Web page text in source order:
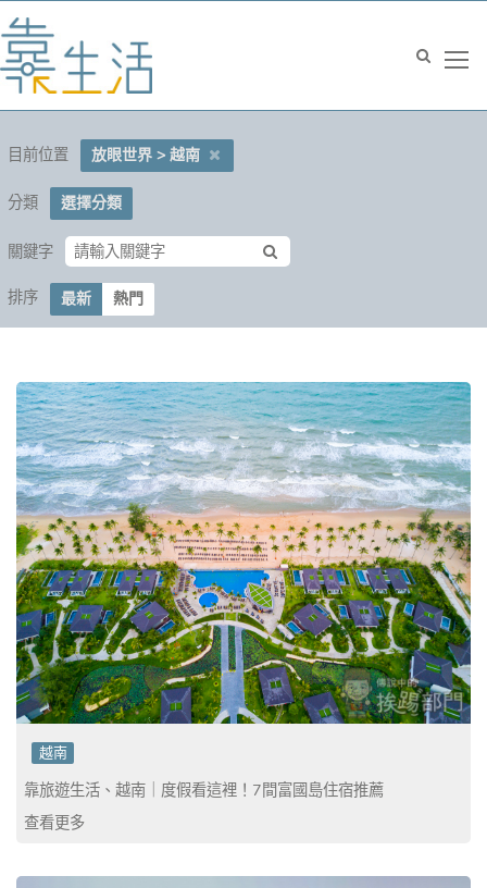
目前位置 放眼世界 > 越南
分類 選擇分類
關鍵字
排序 最新 熱門
越南
靠旅遊生活、越南｜度假看這裡！7間富國島住宿推薦
查看更多